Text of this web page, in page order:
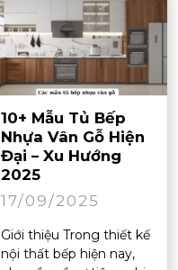
10+ Mẫu Tủ Bếp
Nhựa Vân Gỗ Hiện
Đại – Xu Hướng
2025
17/09/2025
Giới thiệu Trong thiết kế
nội thất bếp hiện nay,